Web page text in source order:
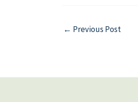
← Previous Post